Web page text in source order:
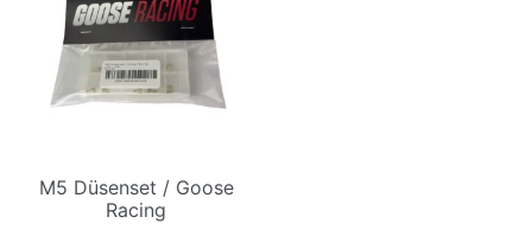
M5 Düsenset / Goose
Racing